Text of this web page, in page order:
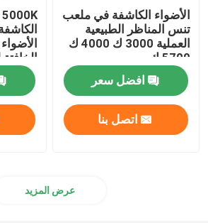
الأضواء الكاشفة في ملعب
تنس المناظر الطبيعية
العملية 3000 ك 4000 ك
5700 ك
افضل سعر
اتصل بنا
عرض المزيد